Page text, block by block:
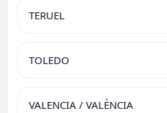
TERUEL
TOLEDO
VALENCIA / VALÈNCIA